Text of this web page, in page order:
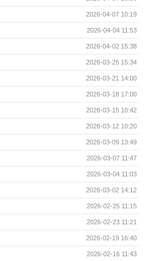
2026-04-07 10:19
2026-04-04 11:53
2026-04-02 15:38
2026-03-25 15:34
2026-03-21 14:00
2026-03-18 17:00
2026-03-15 10:42
2026-03-12 10:20
2026-03-09 13:49
2026-03-07 11:47
2026-03-04 11:03
2026-03-02 14:12
2026-02-25 11:15
2026-02-23 11:21
2026-02-19 16:40
2026-02-16 11:43